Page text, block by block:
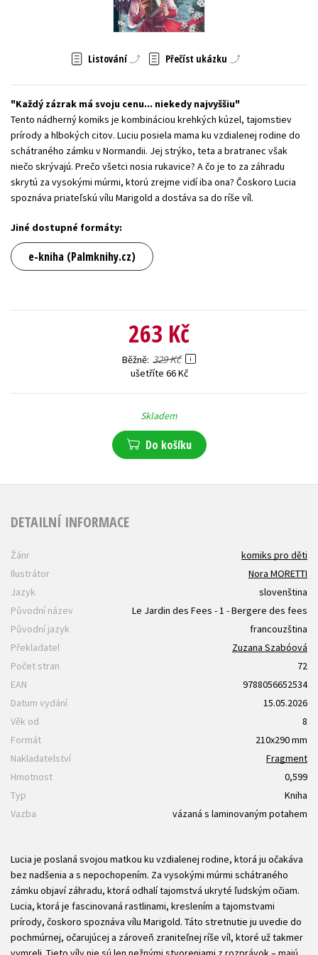
Zahraniční literatura
Všechny tituly
Listování Přečíst ukázku
Každý zázrak má svoju cenu... niekedy najvyššiu
Tento nádherný komiks je kombináciou krehkých kúzel, tajomstiev
prírody a hlbokých citov. Luciu posiela mama ku vzdialenej rodine do
schátraného zámku v Normandii. Jej strýko, teta a bratranec však
niečo skrývajú. Prečo všetci nosia rukavice? A čo je to za záhradu
skrytú za vysokými múrmi, ktorú zrejme vidí iba ona? Čoskoro Lucia
spoznáva priateľskú vílu Marigold a dostáva sa do ríše víl.
Jiné dostupné formáty:
e-kniha (Palmknihy.cz)
263 Kč
Běžně 329 Kč
ušetříte 66 Kč
Skladem
Do košíku
DETAILNÍ INFORMACE
Žánr
komiks pro děti
Ilustrátor
Nora MORETTI
Jazyk
slovenština
Původní název
Le Jardin des Fees - 1 - Bergere des fees
Původní jazyk
francouzština
Překladatel
Zuzana Szabóová
Počet stran
72
EAN
9788056652534
Datum vydání
15.05.2026
Věk od
8
Formát
210x290 mm
Nakladatelství
Fragment
Hmotnost
0,599
Typ
Kniha
Vazba
vázaná s laminovaným potahem
Lucia je poslaná svojou matkou ku vzdialenej rodine, ktorá ju očakáva
bez nadšenia a s nepochopením. Za vysokými múrmi schátraného
zámku objaví záhradu, ktorá odhalí tajomstvá ukryté ľudským očiam.
Lucia, ktorá je fascinovaná rastlinami, kreslením a tajomstvami
prírody, čoskoro spoznáva vílu Marigold. Táto stretnutie ju uvedie do
pochmúrnej, očarujúcej a zároveň zraniteľnej ríše víl, ktoré už takmer